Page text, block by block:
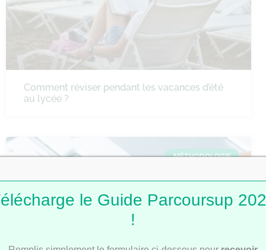
Comment réviser pendant les vacances d’été
au lycée ?
MÉTHODOLOGIE
le Guide Parcoursup
!